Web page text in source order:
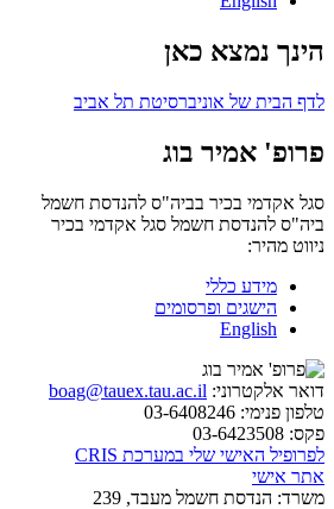
הינך נמצא כאן
לדף הבית של אוניברסיטת תל אביב
פרופ' אמיר בוג
סגל אקדמי בכיר בביה"ס להנדסת חשמל
ביה"ס להנדסת חשמל סגל אקדמי בכיר
ניווט מהיר:
מידע כללי
הישגים ופרסומים
English
דואר אלקטרוני: boag@tauex.tau.ac.il
טלפון פנימי:
פקס:
לפרופיל האישי שלי במערכת CRIS
אתר אישי
משרד: הנדסת חשמל מעבד, 239